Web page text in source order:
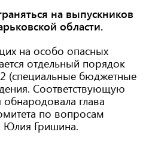
на выпускников
области.
на особо опасных
отдельный порядок
(специальные бюджетные
Соответствующую
глава
по вопросам
Юлия Гришина.